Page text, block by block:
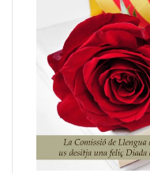
a
c
k
n